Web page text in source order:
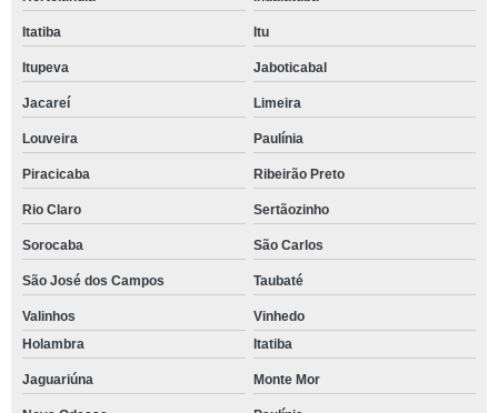
Itatiba Itu
Itupeva Jaboticabal
Jacareí Limeira
Louveira Paulínia
Piracicaba Ribeirão Preto
Rio Claro Sertãozinho
Sorocaba São Carlos
São José dos Campos Taubaté
Valinhos
Vinhedo
Holambra
Itatiba
Jaguariúna Monte Mor